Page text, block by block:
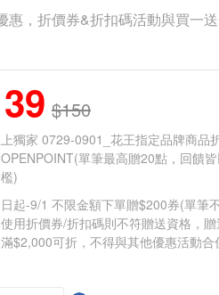
惠，折價券&折扣碼活動與買一
$150
獨家 0729-0901_花王指定品牌商品
單筆最高贈20點，回饋
)
起-9/1 不限金額下單贈$200券(單筆
用折價券/折扣碼則不符贈送資格，
$2,000可折，不得與其他優惠活動合